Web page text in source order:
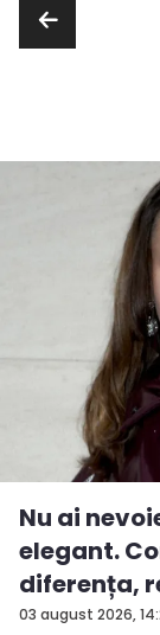
03 august 2026,
Nu ai
elegant.
diferența,
And...